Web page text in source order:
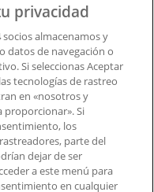
la web o en la
privacidad
socios almacenamos y
datos de navegación o
Si seleccionas Aceptar
tecnologías de rastreo
en «nosotros y
proporcionar». Si
los
parte del
dejar de ser
a este menú para
en cualquier